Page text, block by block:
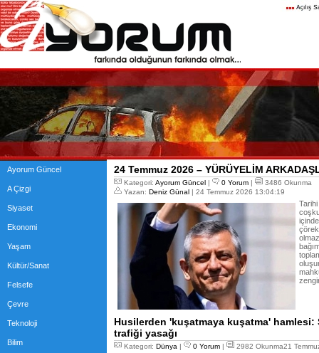
Ayorum Güncel
A Çizgi
Siyaset
Ekonomi
Yaşam
Kültür/Sanat
Felsefe
Çevre
Teknoloji
Bilim
24 Temmuz 2026 – YÜRÜYELİM
Kategori: Ayorum Güncel | 0 Yorum |
3486 Okunma
Yazan: Deniz Günal | 24 Temmuz 2026 13:04:19
Husilerden 'kuşatmaya kuşatma'
trafiği yasağı
Kategori: Dünya | 0 Yorum | 2982 Okunma21